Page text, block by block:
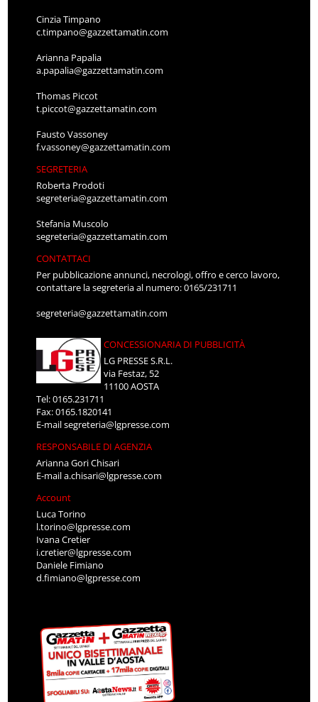
Cinzia Timpano
c.timpano@gazzettamatin.com
Arianna Papalia
a.papalia@gazzettamatin.com
Thomas Piccot
t.piccot@gazzettamatin.com
Fausto Vassoney
f.vassoney@gazzettamatin.com
SEGRETERIA
Roberta Prodoti
segreteria@gazzettamatin.com
Stefania Muscolo
segreteria@gazzettamatin.com
CONTATTACI
Per pubblicazione annunci, necrologi, offro e cerco lavoro,
contattare la segreteria al numero: 0165/231711
segreteria@gazzettamatin.com
CONCESSIONARIA DI PUBBLICITÀ
LG PRESSE S.R.L.
via Festaz, 52
11100 AOSTA
Tel: 0165.231711
Fax: 0165.1820141
E-mailsegreteria@lgpresse.com
RESPONSABILE DI AGENZIA
Arianna Gori Chisari
E-maila.chisari@lgpresse.com
Account
Luca Torino
l.torino@lgpresse.com
Ivana Cretier
i.cretier@lgpresse.com
Daniele Fimiano
d.fimiano@lgpresse.com